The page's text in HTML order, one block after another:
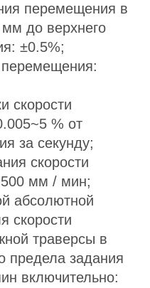
перемещения в
до верхнего
±0.5%;
скорости
% от
за секунду;
скорости
мм / мин;
абсолютной
скорости
траверсы в
предела задания
включительно: